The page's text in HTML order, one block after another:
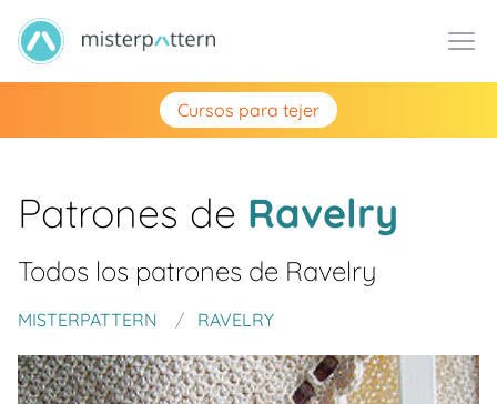
Cursos para tejer
Patrones de Ravelry
Todos los patrones de Ravelry
MISTERPATTERN RAVELRY